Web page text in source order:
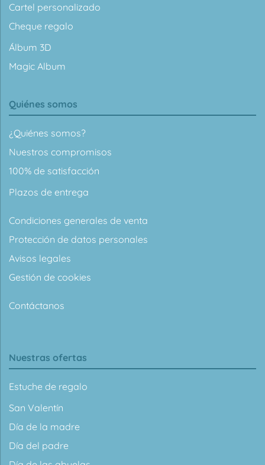
Cartel personalizado
Cheque regalo
Álbum 3D
Magic Album
Quiénes somos
¿Quiénes somos?
Nuestros compromisos
100% de satisfacción
Plazos de entrega
Condiciones generales de venta
Protección de datos personales
Avisos legales
Gestión de cookies
Contáctanos
Nuestras ofertas
Estuche de regalo
San Valentín
Día de la madre
Día del padre